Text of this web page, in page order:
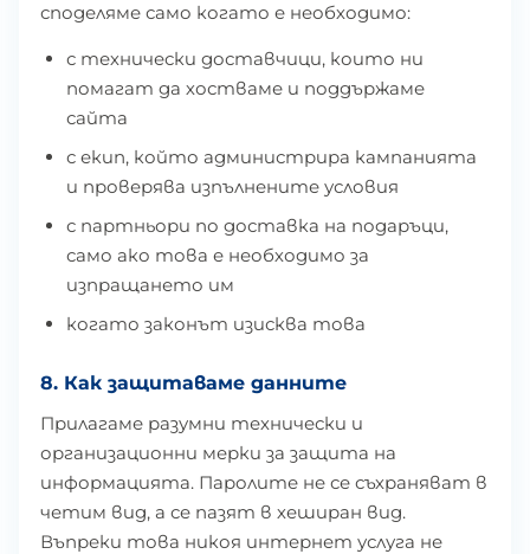
споделяме само когато е необходимо:
с технически доставчици, които ни
помагат да хостваме и поддържаме
сайта
с екип, който администрира кампанията
и проверява изпълнените условия
с партньори по доставка на подаръци,
само ако това е необходимо за
изпращането им
когато законът изисква това
8. Как защитаваме данните
Прилагаме разумни технически и
организационни мерки за защита на
информацията. Паролите не се съхраняват в
четим вид, а се пазят в хеширан вид.
Въпреки това никоя интернет услуга не